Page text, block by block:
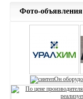
Фото-объявления